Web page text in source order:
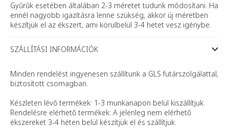
Gyűrűk esetében általában 2-3 méretet tudunk módosítani. Ha
ennél nagyobb igazításra lenne szükség, akkor új méretben
készítjük el az ékszert, ami körülbelül 3-4 hetet vesz igénybe.
SZÁLLÍTÁSI INFORMÁCIÓK
Minden rendelést ingyenesen szállítunk a GLS futárszolgálattal,
biztosított csomagban.
Készleten lévő termékek: 1-3 munkanapon belül kiszállítjuk.
Rendelésre elérhető termékek: A jelenleg nem elérhető
ékszereket 3-4 héten belül készítjük el és szállítjuk.